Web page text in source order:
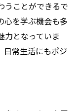
うことができるで
心を学ぶ機会も多
力となっていま
日常生活にもポジ